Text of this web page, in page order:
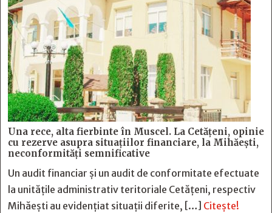
Una rece, alta fierbinte în Muscel. La Cetăţeni, opinie
cu rezerve asupra situaţiilor financiare, la Mihăeşti,
neconformităţi semnificative
Un audit financiar și un audit de conformitate efectuate
la unitățile administrativ teritoriale Cetățeni, respectiv
Mihăești au evidențiat situații diferite, […] Citește!